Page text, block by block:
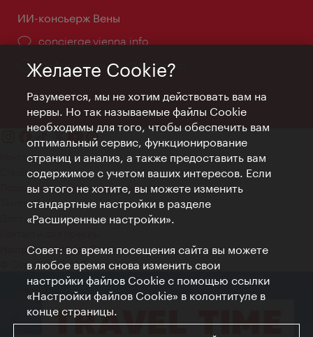
ИИ-консьерж Вены
concierge.vienna.info
Информация круглосуточно
Контакт
Credits
Положение о конфиденциальности
Terms of Use
Доступность
Настройки файлов Cookie
© Copyright WienTourismus
Желаете Cookie?
Разумеется, мы не хотим действовать вам на
нервы. Но так называемые файлы Cookie
необходимы для того, чтобы обеспечить вам
оптимальный сервис, функционирование
страниц и анализ, а также предоставить вам
содержимое с учетом ваших интересов. Если
вы этого не хотите, вы можете изменить
стандартные настройки в разделе
«Расширенные настройки».
Совет: во время посещения сайта вы можете
в любое время снова изменить свои
настройки файлов Cookie с помощью ссылки
«Настройки файлов Cookie» в колонтитуле в
конце страницы.